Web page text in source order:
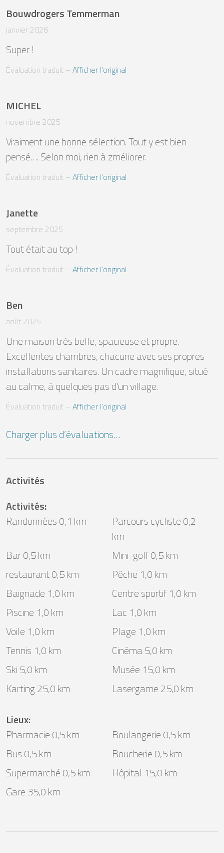
Bouwdrogers Temmerman
janvier 2026
Super !
Évaluation traduit – Afficher l’original
MICHEL
novembre 2025
Vraiment une bonne sélection. Tout y est bien
pensé…. Selon moi, rien à zméliorer.
Évaluation traduit – Afficher l’original
Janette
septembre 2025
Tout était au top !
Évaluation traduit – Afficher l’original
Ben
août 2025
Une maison très belle, spacieuse et propre.
Excellentes chambres, chacune avec ses propres
installations sanitaires. Un cadre magnifique, situé
au calme, à quelques pas d'un village.
Évaluation traduit – Afficher l’original
Charger plus d’évaluations…
Activités
Activités:
Randonnées 0,1 km
Parcours cycliste 0,2
km
Bar 0,5 km
Mini-golf 0,5 km
restaurant 0,5 km
Pêche 1,0 km
Baignade 1,0 km
Centre sportif 1,0 km
Piscine 1,0 km
Lac 1,0 km
Voile 1,0 km
Plage 1,0 km
Tennis 1,0 km
Cinéma 5,0 km
Ski 5,0 km
Musée 15,0 km
Karting 25,0 km
Lasergame 25,0 km
Lieux:
Pharmacie 0,5 km
Boulangerie 0,5 km
Bus 0,5 km
Boucherie 0,5 km
Supermarché 0,5 km
Hôpital 15,0 km
Gare 35,0 km